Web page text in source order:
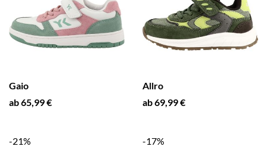
Gaio
ab 65,99 €
Allro
ab 69,99 €
-21% -17%